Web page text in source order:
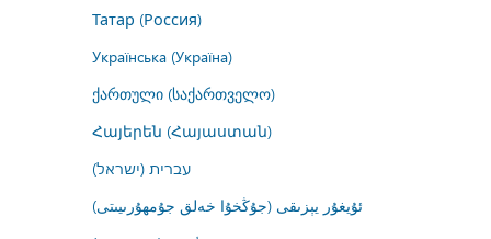
Татар (Россия)
Українська (Україна)
ქართული (საქართველო)
Հայերեն (Հայաստան)
עברית (ישראל)
ئۇيغۇر يېزىقى (جۇڭخۇا خەلق جۇمھۇرىيىتى)